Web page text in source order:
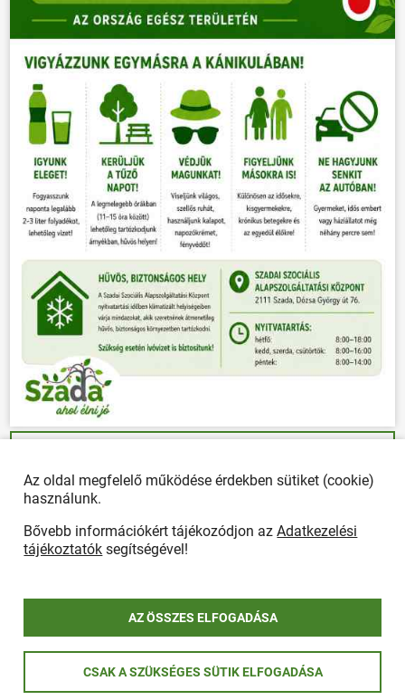
Önkormányzat
Polgármesteri Hivatal
Hirdetmények
ÖNKORMÁNYZAT
Az oldal megfelelő működése érdekben sütiket (cookie)
használunk.
Bővebb információkért tájékozódjon azAdatkezelési
tájékoztatók segítségével!
AZ ÖSSZES ELFOGADÁSA
CSAK A SZÜKSÉGES SÜTIK ELFOGADÁSA